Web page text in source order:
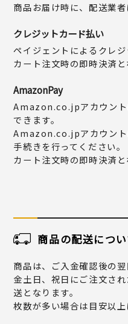
商品お届け時に、配送業
クレジットカード払い
ペイジェントによるクレジ
カート注文時の即時決済と
AmazonPay
Amazon.co.jpアカウント
できます。
Amazon.co.jpアカウント
手続きを行ってください。
カート注文時の即時決済と
商品の配送につ
商品は、ご入金確認後の
金土日、祝日にご注文さ
送となります。
枚数が多い場合は目安以